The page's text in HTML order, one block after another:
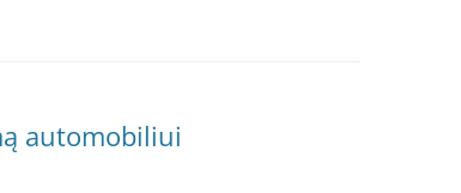
automobiliui